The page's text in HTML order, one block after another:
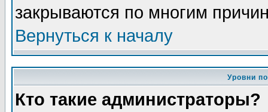
закрываются по многим
Вернуться к началу
Уровни
Кто такие администраторы?